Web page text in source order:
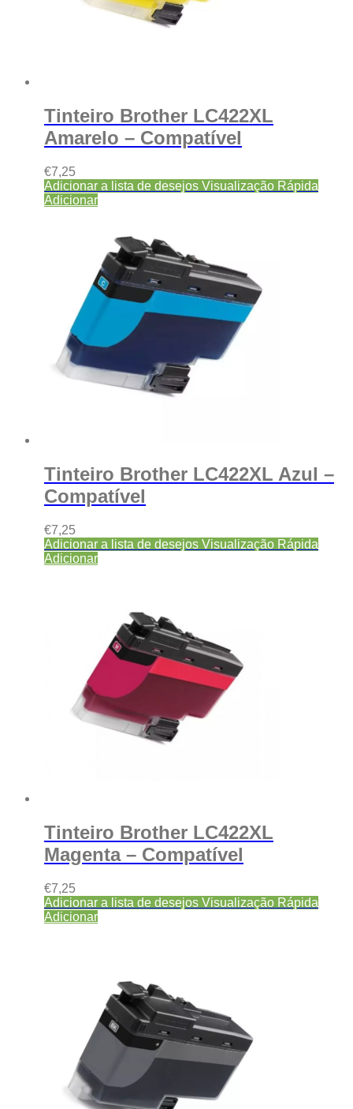
Tinteiro Brother LC422XL
Amarelo – Compatível
€7,25
Adicionar a lista de desejos Visualização Rápida
Adicionar
Tinteiro Brother LC422XL Azul –
Compatível
€7,25
Adicionar a lista de desejos Visualização Rápida
Adicionar
Tinteiro Brother LC422XL
Magenta – Compatível
€7,25
Adicionar a lista de desejos Visualização Rápida
Adicionar